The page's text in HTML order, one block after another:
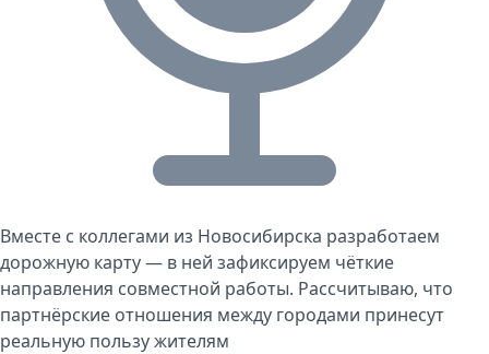
Вместе с коллегами из Новосибирска разработаем
дорожную карту — в ней зафиксируем чёткие
направления совместной работы. Рассчитываю, что
партнёрские отношения между городами принесут
реальную пользу жителям